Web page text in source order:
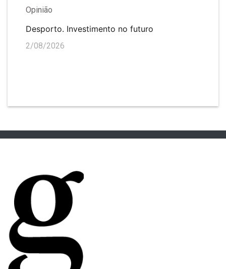
Opinião
Desporto. Investimento no futuro
2/08/2026